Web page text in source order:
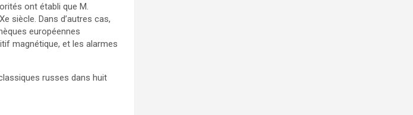
ont établi que M.
siècle. Dans d’autres cas,
européennes
magnétique, et les alarmes
russes dans huit